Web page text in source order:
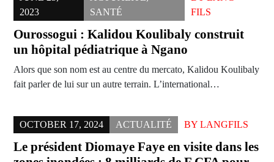
2023
SANTÉ
FILS
Ourossogui : Kalidou Koulibaly construit
un hôpital pédiatrique à Ngano
Alors que son nom est au centre du mercato, Kalidou Koulibaly
fait parler de lui sur un autre terrain. L’international…
OCTOBER 17, 2024 ACTUALITÉ BY LANGFILS
Le président Diomaye Faye en visite dans les